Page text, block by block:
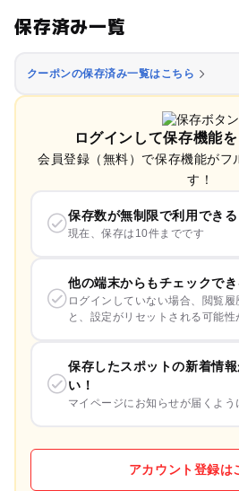
保存済み一覧
クーポンの保存済み一覧はこちら
ログインして保存機能
会員登録（無料）で保存機能がフ
す！
保存数が無制限で利用できる
現在、保存は10件までです
他の端末からもチェックでき
ログインしていない場合、閲覧
と、設定がリセットされる可能性
保存したスポットの新着情
い！
マイページにお知らせが届くよう
アカウント登録は